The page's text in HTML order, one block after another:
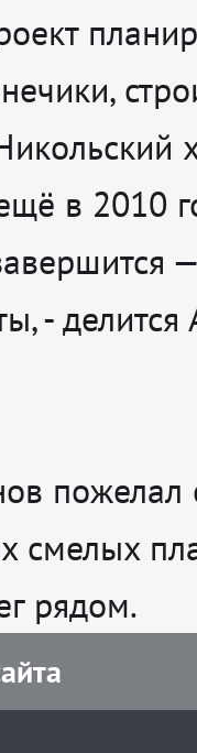
в 2010
, - делится
пожелал
смелых
рядом.